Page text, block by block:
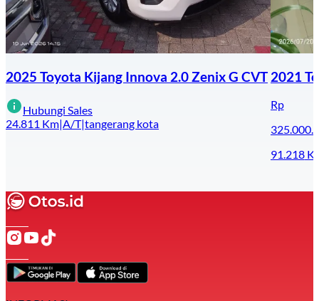
2025 Toyota Kijang Innova 2.0 Zenix G CVT
Hubungi Sales
24.811 Km|A/T|tangerang kota
2021
Rp
91.218